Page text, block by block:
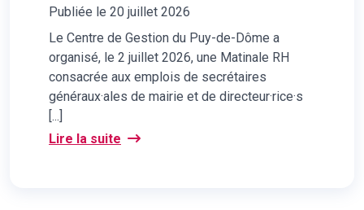
Publiée le 20 juillet 2026
Le Centre de Gestion du Puy-de-Dôme a
organisé, le 2 juillet 2026, une Matinale RH
consacrée aux emplois de secrétaires
généraux·ales de mairie et de directeur·rice·s
[...]
Lire la suite